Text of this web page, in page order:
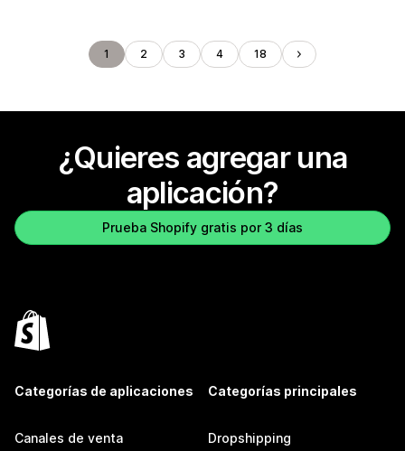
1 2 3 4 18
¿Quieres agregar una
aplicación?
Prueba Shopify gratis por 3 días
Categorías de aplicaciones
Canales de venta
Categorías principales
Dropshipping